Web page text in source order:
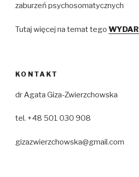
zaburzeń psychosomatycznych
Tutaj więcej na temat tego
KONTAKT
dr Agata Giza-Zwierzchowska
tel. +48 501 030 908
gizazwierzchowska@gmail.com